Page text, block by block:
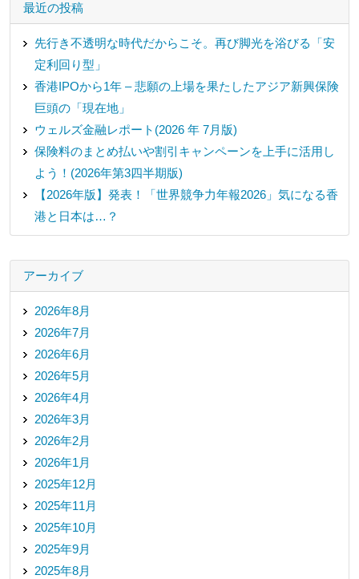
最近の投稿
先行き不透明な時代だからこそ。再び脚光を浴びる「安
定利回り型」
香港IPOから1年 – 悲願の上場を果たしたアジア新興保険
巨頭の「現在地」
ウェルズ金融レポート(2026 年 7月版)
保険料のまとめ払いや割引キャンペーンを上手に活用し
よう！(2026年第3四半期版)
【2026年版】発表！「世界競争力年報2026」気になる香
港と日本は…？
アーカイブ
2026年8月
2026年7月
2026年6月
2026年5月
2026年4月
2026年3月
2026年2月
2026年1月
2025年12月
2025年11月
2025年10月
2025年9月
2025年8月